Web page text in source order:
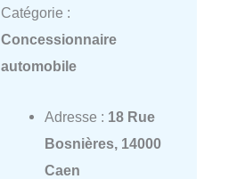
Catégorie :
Concessionnaire
automobile
Adresse : 18 Rue
Bosnières, 14000
Caen